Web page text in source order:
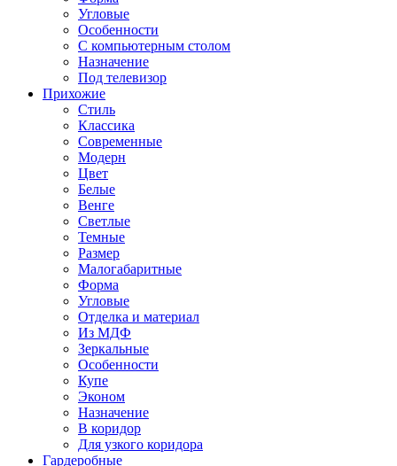
Угловые
Особенности
С компьютерным столом
Назначение
Под телевизор
Прихожие
Стиль
Классика
Современные
Модерн
Цвет
Белые
Венге
Светлые
Темные
Размер
Малогабаритные
Форма
Угловые
Отделка и материал
Из МДФ
Зеркальные
Особенности
Купе
Эконом
Назначение
В коридор
Для узкого коридора
Гардеробные